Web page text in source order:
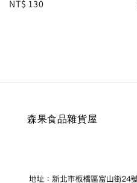
Regular
NT$ 130
森果食品雜貨屋